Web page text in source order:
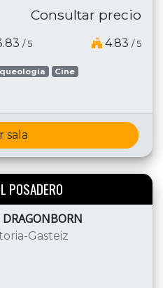
Consultar precio
/ 5 4.83 / 5
Cine
sala
POSADERO
DRAGONBORN
Gasteiz